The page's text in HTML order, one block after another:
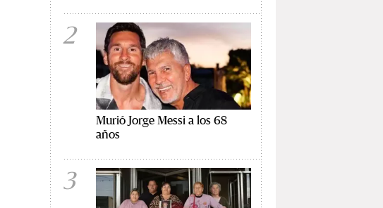
2
Murió Jorge Messi a los 68
años
3